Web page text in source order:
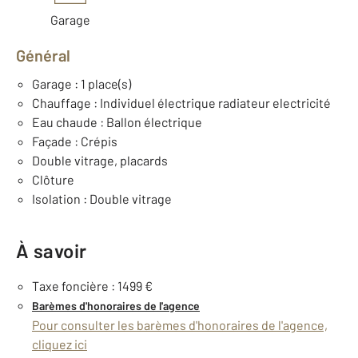
Garage
Général
Garage : 1 place(s)
Chauffage : Individuel électrique radiateur electricité
Eau chaude : Ballon électrique
Façade : Crépis
Double vitrage, placards
Clôture
Isolation : Double vitrage
À savoir
Taxe foncière : 1499 €
Barèmes d'honoraires de l'agence
Pour consulter les barèmes d'honoraires de l'agence,
cliquez ici